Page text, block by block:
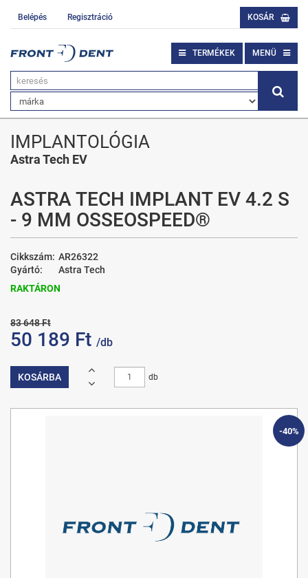
Belépés Regisztráció KOSÁR
TERMÉKEK MENÜ
IMPLANTOLÓGIA
Astra Tech EV
ASTRA TECH IMPLANT EV 4.2 S
- 9 MM OSSEOSPEED®
Cikkszám: AR26322
Gyártó:
Astra Tech
RAKTÁRON
83 648 Ft
50 189 Ft /db
KOSÁRBA db
-40%